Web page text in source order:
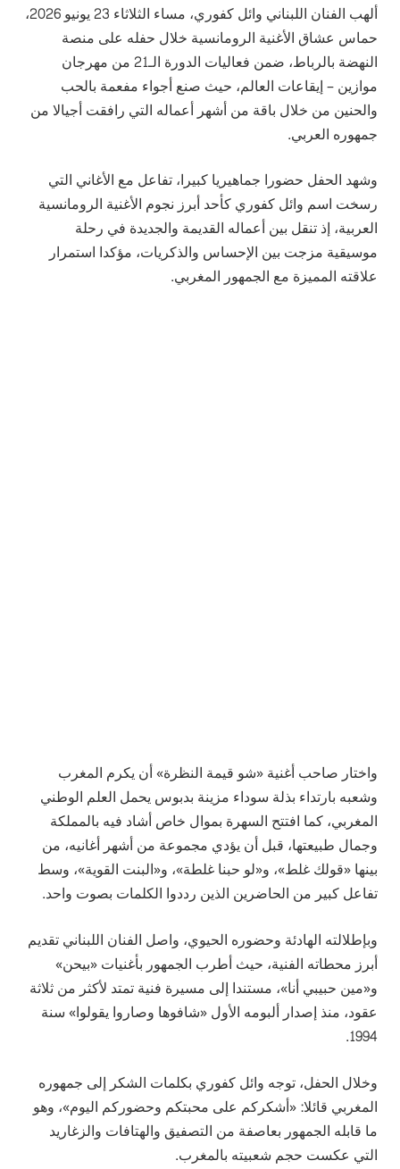
ألهب الفنان اللبناني وائل كفوري، مساء الثلاثاء 23 يونيو 2026،
حماس عشاق الأغنية الرومانسية خلال حفله على منصة
النهضة بالرباط، ضمن فعاليات الدورة الـ21 من مهرجان
موازين – إيقاعات العالم، حيث صنع أجواء مفعمة بالحب
والحنين من خلال باقة من أشهر أعماله التي رافقت أجيالا من
جمهوره العربي.
وشهد الحفل حضورا جماهيريا كبيرا، تفاعل مع الأغاني التي
رسخت اسم وائل كفوري كأحد أبرز نجوم الأغنية الرومانسية
العربية، إذ تنقل بين أعماله القديمة والجديدة في رحلة
موسيقية مزجت بين الإحساس والذكريات، مؤكدا استمرار
علاقته المميزة مع الجمهور المغربي.
واختار صاحب أغنية «شو قيمة النظرة» أن يكرم المغرب
وشعبه بارتداء بذلة سوداء مزينة بدبوس يحمل العلم الوطني
المغربي، كما افتتح السهرة بموال خاص أشاد فيه بالمملكة
وجمال طبيعتها، قبل أن يؤدي مجموعة من أشهر أغانيه، من
بينها «قولك غلط»، و«لو حبنا غلطة»، و«البنت القوية»، وسط
تفاعل كبير من الحاضرين الذين رددوا الكلمات بصوت واحد.
وبإطلالته الهادئة وحضوره الحيوي، واصل الفنان اللبناني تقديم
أبرز محطاته الفنية، حيث أطرب الجمهور بأغنيات «بيحن»
و«مين حبيبي أنا»، مستندا إلى مسيرة فنية تمتد لأكثر من ثلاثة
عقود، منذ إصدار ألبومه الأول «شافوها وصاروا يقولوا» سنة
1994.
وخلال الحفل، توجه وائل كفوري بكلمات الشكر إلى جمهوره
المغربي قائلا: «أشكركم على محبتكم وحضوركم اليوم»، وهو
ما قابله الجمهور بعاصفة من التصفيق والهتافات والزغاريد
التي عكست حجم شعبيته بالمغرب.